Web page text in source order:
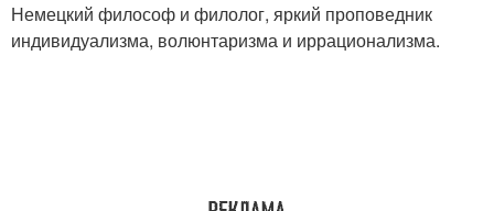
Немецкий философ и филолог, яркий проповедник
индивидуализма, волюнтаризма и иррационализма.